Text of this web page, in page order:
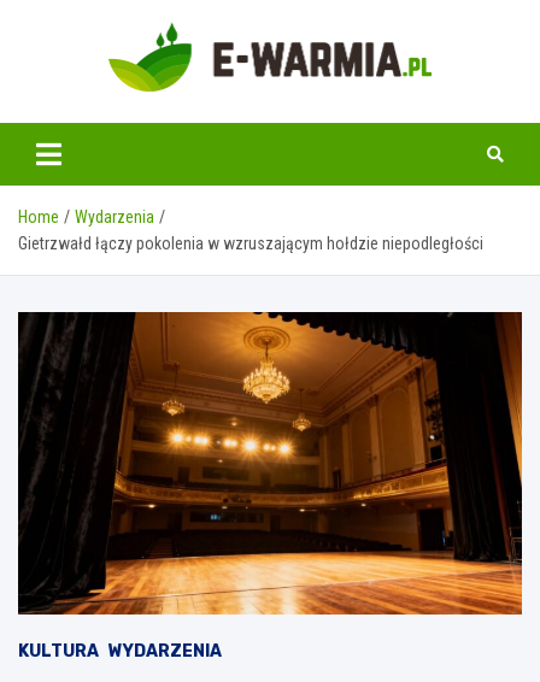
www.e-warmia.pl
Home
Wydarzenia
Gietrzwałd łączy pokolenia w wzruszającym hołdzie niepodległości
KULTURA WYDARZENIA